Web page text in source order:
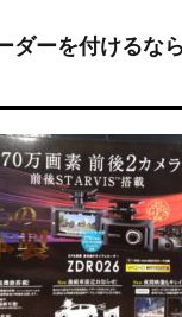
ダーを付けるな